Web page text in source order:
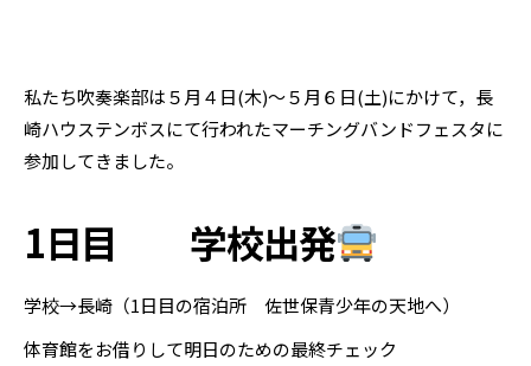
私たち吹奏楽部は５月４日(木)～５月６日(土)にかけて，長
崎ハウステンボスにて行われたマーチングバンドフェスタに
参加してきました。
1日目 学校出発
学校→長崎（1日目の宿泊所 佐世保青少年の天地へ）
体育館をお借りして明日のための最終チェック